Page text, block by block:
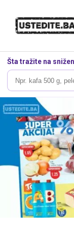
Šta tražite na